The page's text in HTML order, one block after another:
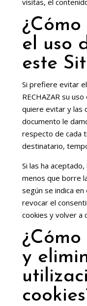
visitas, el
el uso
este
Si prefiere evitar
RECHAZAR su
quiere evitar y las
documento le
respecto de cada
destinatario,
Si las ha
menos que borre
según se indica
revocar el
cookies y volver a
y